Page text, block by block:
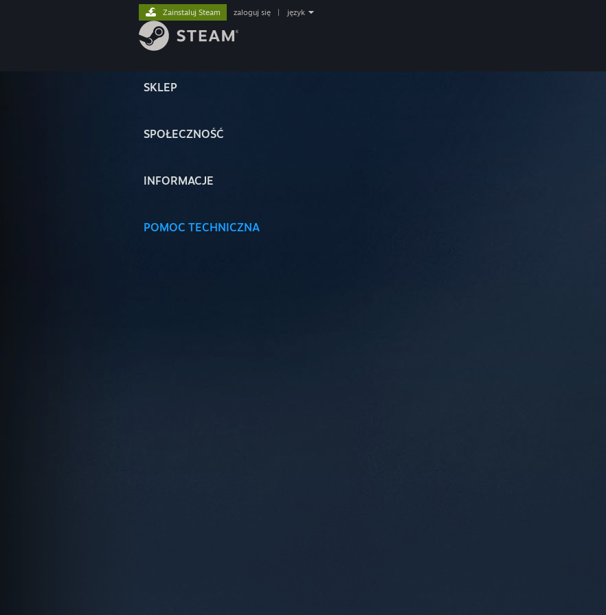
SKLEP
SPOŁECZNOŚĆ
INFORMACJE
POMOC TECHNICZNA
Zainstaluj Steam zaloguj się język